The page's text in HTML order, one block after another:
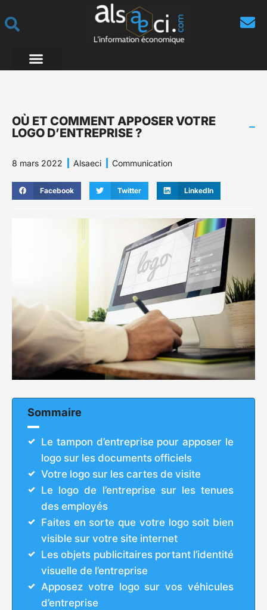
OÙ ET COMMENT APPOSER VOTRE
LOGO D’ENTREPRISE ?
8 mars 2022 Alsaeci Communication
Facebook Twitter LinkedIn
Sommaire
Le tampon d’entreprise pour apposer le
logo sur les documents officiels
Votre logo sur les cartes de visite
Le logo de l’entreprise sur les tenues
des employés
Faites en sorte que votre logo soit bien
visible sur votre site internet
Les objets publicitaires portant l’identité
visuelle de l’entreprise
Apposez votre logo sur vos véhicules
d’entreprise